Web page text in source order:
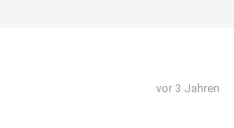
vor 3 Jahren